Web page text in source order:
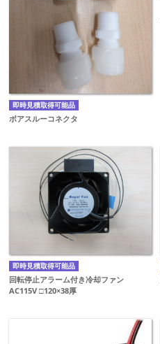
即時見積取得可能品
ボアスルーコネクタ
即時見積取得可能品
回転停止アラーム付き冷却ファン
AC115V □120×38厚